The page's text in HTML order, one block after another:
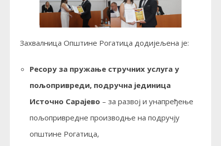
Захвалница Општине Рогатица додијељена је:
Ресору за пружање стручних услуга у
пољопривреди, подручна јединица
Источно Сарајево – за развој и унапређење
пољопривредне производње на подручју
општине Рогатица,